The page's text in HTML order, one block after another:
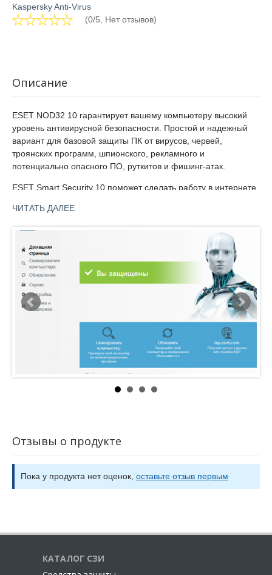
Kaspersky Anti-Virus
(0/5, Нет отзывов)
Описание
ESET NOD32 10 гарантирует вашему компьютеру высокий
уровень антивирусной безопасности. Простой и надежный
вариант для базовой защиты ПК от вирусов, червей,
троянских программ, шпионского, рекламного и
потенциально опасного ПО, руткитов и фишинг-атак.
ESET Smart Security 10 поможет сделать работу в интернете
распознавание всех видов угроз и высокая скорость
новых «облачных» технологий и интеллектуальной
расширенной эвристики ThreatSense.
Основные возможности:
Интеллектуальный режим "Smart mode" для HIPS:
располагается между автоматическим и
интерактивным режимами. Способен выявлять
подозрительную активность и вредоносные процессы в
Блокировщик эксплойтов (Exploit Blocker):
дополнительный уровень защиты для уязвимых
Модуль HIPS включает в себя дополнительный модуль
сканирования памяти, который сканирует
выполняющиеся приложения при изменении их
состояния с целью обнаружения возможных
обфускации и/или шифрования.
ЧИТАТЬ ДАЛЕЕ
Отзывы о продукте
Пока у продукта нет оценок, оставьте отзыв первым
КАТАЛОГ СЗИ